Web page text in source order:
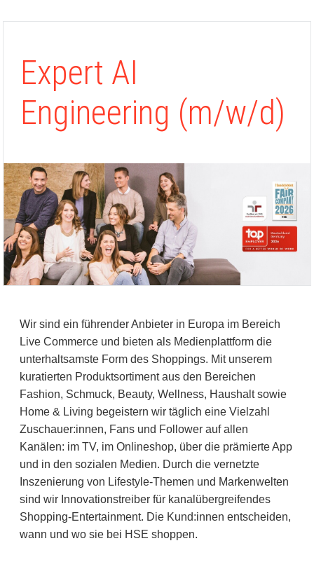
Expert AI
Engineering (m/w/d)
Wir sind ein führender Anbieter in Europa im Bereich
Live Commerce und bieten als Medienplattform die
unterhaltsamste Form des Shoppings. Mit unserem
kuratierten Produktsortiment aus den Bereichen
Fashion, Schmuck, Beauty, Wellness, Haushalt sowie
Home & Living begeistern wir täglich eine Vielzahl
Zuschauer:innen, Fans und Follower auf allen
Kanälen: im TV, im Onlineshop, über die prämierte App
und in den sozialen Medien. Durch die vernetzte
Inszenierung von Lifestyle-Themen und Markenwelten
sind wir Innovationstreiber für kanalübergreifendes
Shopping-Entertainment. Die Kund:innen entscheiden,
wann und wo sie bei HSE shoppen.